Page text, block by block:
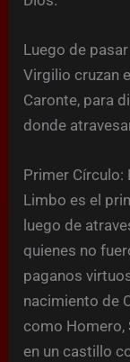
Luego de
Virgilio cruzan
Caronte, para
donde
Primer Círculo:
Limbo es el
luego de
quienes no
paganos
nacimiento de
como Homero,
en un castillo